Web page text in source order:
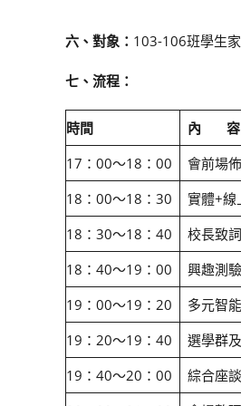
六、對象： 103-106班學生
七、流程：
時間 內 容
17：00～18：00
會前場佈
18：00～18：30
實體+線
18：30～18：40
校長致詞
18：40～19：00
興趣測
19：00～19：20
多元智
19：20～19：40
選學群
19：40～20：00
綜合座談